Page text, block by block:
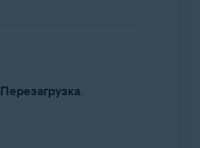
Перезагрузка.